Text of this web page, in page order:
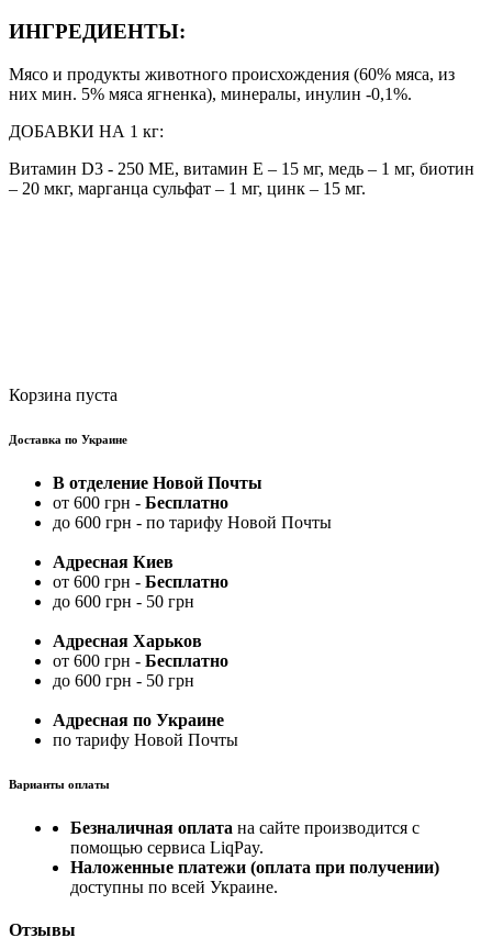
ИНГРЕДИЕНТЫ:
Мясо и продукты животного происхождения (60% мяса, из
них мин. 5% мяса ягненка), минералы, инулин -0,1%.
ДОБАВКИ НА 1 кг:
Витамин D3 - 250 МЕ, витамин Е – 15 мг, медь – 1 мг, биотин
– 20 мкг, марганца сульфат – 1 мг, цинк – 15 мг.
Корзина пуста
Доставка по Украине
В отделение Новой Почты
от 600 грн - Бесплатно
до 600 грн - по тарифу Новой Почты
Адресная Киев
от 600 грн - Бесплатно
до 600 грн - 50 грн
Адресная Харьков
от 600 грн - Бесплатно
до 600 грн - 50 грн
Адресная по Украине
по тарифу Новой Почты
Варианты оплаты
Безналичная оплата на сайте производится с
помощью сервиса LiqPay.
Наложенные платежи (оплата при получении)
доступны по всей Украине.
Отзывы